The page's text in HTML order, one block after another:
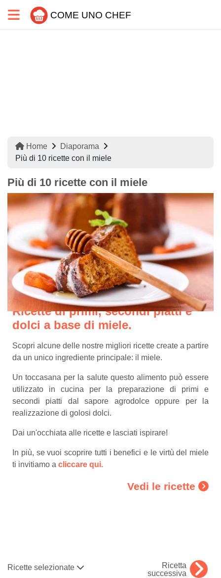
COME UNO CHEF
Home
Diaporama
Più di 10 ricette con il miele
Più di 10 ricette con il miele
Ricette di primi, secondi piatti e
dolci a base di miele.
Scopri alcune delle nostre migliori ricette create a partire
da un unico ingrediente principale: il miele.
Un toccasana per la salute questo alimento può essere
utilizzato in cucina per la preparazione di primi e
secondi piatti dal sapore agrodolce oppure per la
realizzazione di golosi dolci.
Dai un'occhiata alle ricette e lasciati ispirare!
In più, se vuoi scoprire tutti i benefici e le virtù del miele
ti invitiamo a cliccare qui.
Vedi le ricette
Ricette selezionate
Ricetta
successiva